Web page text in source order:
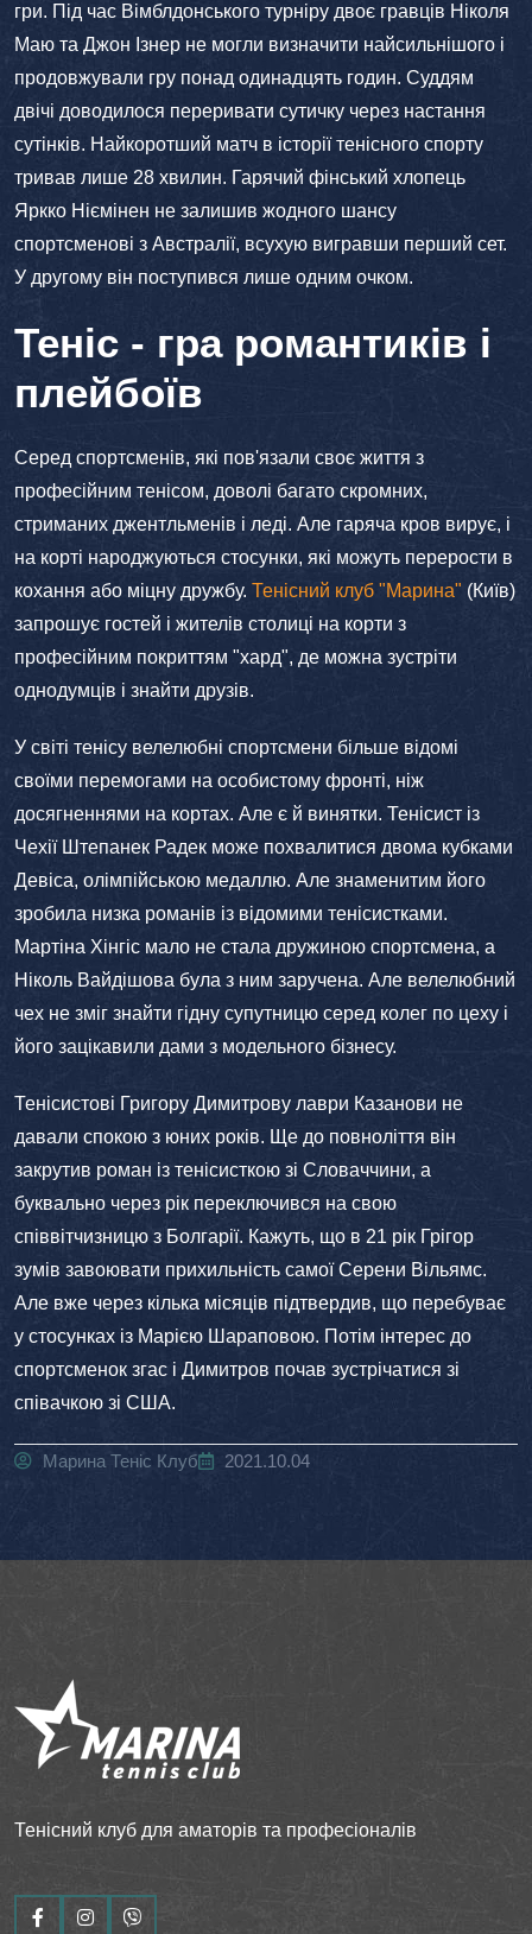
гри. Під час Вімблдонського турніру двоє гравців Ніколя
Маю та Джон Ізнер не могли визначити найсильнішого і
продовжували гру понад одинадцять годин. Суддям
двічі доводилося переривати сутичку через настання
сутінків. Найкоротший матч в історії тенісного спорту
тривав лише 28 хвилин. Гарячий фінський хлопець
Яркко Ніємінен не залишив жодного шансу
спортсменові з Австралії, всухую вигравши перший сет.
У другому він поступився лише одним очком.
Теніс - гра романтиків і
плейбоїв
Серед спортсменів, які пов'язали своє життя з
професійним тенісом, доволі багато скромних,
стриманих джентльменів і леді. Але гаряча кров вирує, і
на корті народжуються стосунки, які можуть перерости в
кохання або міцну дружбу. Тенісний клуб "Марина" (Київ)
запрошує гостей і жителів столиці на корти з
професійним покриттям "хард", де можна зустріти
однодумців і знайти друзів.
У світі тенісу велелюбні спортсмени більше відомі
своїми перемогами на особистому фронті, ніж
досягненнями на кортах. Але є й винятки. Тенісист із
Чехії Штепанек Радек може похвалитися двома кубками
Девіса, олімпійською медаллю. Але знаменитим його
зробила низка романів із відомими тенісистками.
Мартіна Хінгіс мало не стала дружиною спортсмена, а
Ніколь Вайдішова була з ним заручена. Але велелюбний
чех не зміг знайти гідну супутницю серед колег по цеху і
його зацікавили дами з модельного бізнесу.
Тенісистові Григору Димитрову лаври Казанови не
давали спокою з юних років. Ще до повноліття він
закрутив роман із тенісисткою зі Словаччини, а
буквально через рік переключився на свою
співвітчизницю з Болгарії. Кажуть, що в 21 рік Грігор
зумів завоювати прихильність самої Серени Вільямс.
Але вже через кілька місяців підтвердив, що перебуває
у стосунках із Марією Шараповою. Потім інтерес до
спортсменок згас і Димитров почав зустрічатися зі
співачкою зі США.
Марина Теніс Клуб 2021.10.04
Тенісний клуб для аматорів та професіоналів